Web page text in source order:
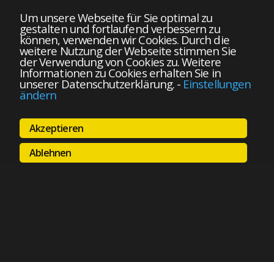
Um unsere Webseite für Sie optimal zu
gestalten und fortlaufend verbessern zu
können, verwenden wir Cookies. Durch die
weitere Nutzung der Webseite stimmen Sie
der Verwendung von Cookies zu. Weitere
Informationen zu Cookies erhalten Sie in
unserer Datenschutzerklärung.- Einstellungen
ändern
Akzeptieren
Ablehnen